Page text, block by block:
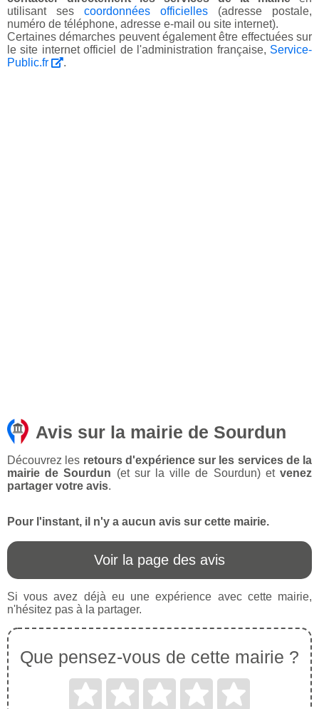
utilisant ses coordonnées officielles (adresse postale,
numéro de téléphone, adresse e-mail ou site internet).
Certaines démarches peuvent également être effectuées sur
le site internet officiel de l'administration française, Service-
Public.fr
.
Avis sur la mairie de Sourdun
Découvrez les retours d'expérience sur les services de la
mairie de Sourdun (et sur la ville de Sourdun) etvenez
partager votre avis.
Pour l'instant, il n'y a aucun avis sur cette mairie.
Voir la page des avis
Si vous avez déjà eu une expérience avec cette mairie,
n'hésitez pas à la partager.
Que pensez-vous de cette mairie ?